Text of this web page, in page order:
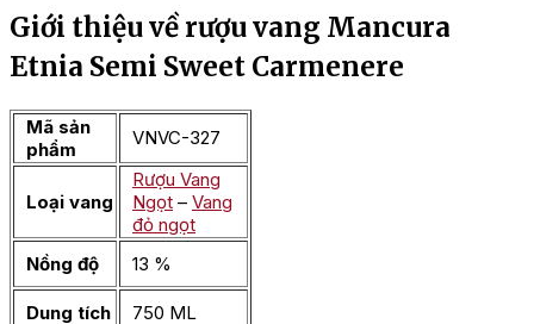
Giới thiệu về rượu vang Mancura
Etnia Semi Sweet Carmenere
Mã sản
phẩm
VNVC-327
Loại vang
Rượu Vang
Ngọt – Vang
đỏ ngọt
Nồng độ
13 %
Dung tích 750 ML